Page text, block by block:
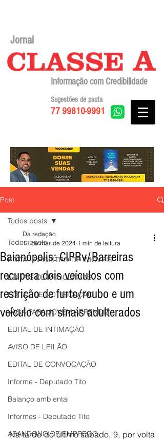
Jornal
Informação com Credibilidade
77 99810-9991
Sugestões de pauta
Post
Todos posts
EDITAL REGISTRO DE IMÓVEIS
EDITAIS DE PROCLAMAS
EDITAL DE NOTIFICAÇÃO
VAGA PARA JOVEM APRENDIZ
EDITAL DE INTIMAÇÃO
AVISO DE LEILÃO
EDITAL DE CONVOCAÇÃO
Informe - Deputado Tito
Balanço ambiental
Informes - Deputado Tito
ABANDONO DE EMPREGO
Todos posts
Baianópolis: CIPRv/Barreiras
recupera dois veículos com
restrição de furto/roubo e um
veículo com sinais adulterados
Da redação
11 de mar. de 2024 1 min de leitura
Na tarde do último sábado, 9, por volta